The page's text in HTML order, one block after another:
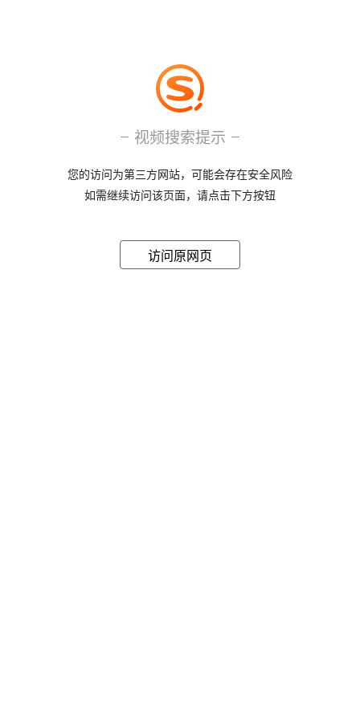
视频搜索提示
您的访问为第三方网站，可能会存在安全风险
如需继续访问该页面，请点击下方按钮
访问原网页